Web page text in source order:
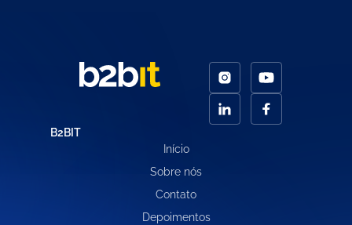
B2BIT
Início
Sobre nós
Contato
Depoimentos